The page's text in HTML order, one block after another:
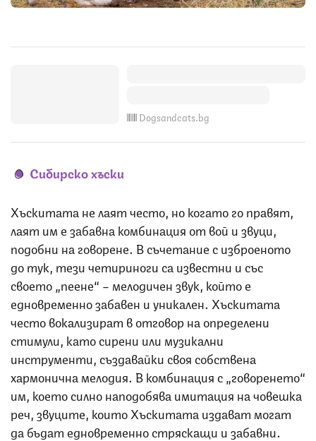
Dogsandcats.bg
Сибирско хъски
Хъскитата не лаят често, но когато го правят,
лаят им е забавна комбинация от вой и звуци,
подобни на говорене. В съчетание с изброеното
до тук, тези четириноги са известни и със
своето „пеене“ – мелодичен звук, който е
едновременно забавен и уникален. Хъскитата
често вокализират в отговор на определени
стимули, като сирени или музикални
инструменти, създавайки своя собствена
хармонична мелодия. В комбинация с „говоренето“
им, което силно наподобява имитация на човешка
реч, звуците, които Хъскитата издават могат
да бъдат едновременно стряскащи и забавни.